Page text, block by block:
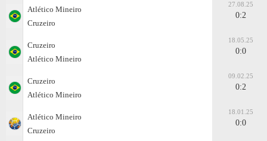
Atlético Mineiro
Cruzeiro
27.08.25
0:2
Cruzeiro
Atlético Mineiro
18.05.25
0:0
Cruzeiro
Atlético Mineiro
09.02.25
0:2
Atlético Mineiro
Cruzeiro
18.01.25
0:0